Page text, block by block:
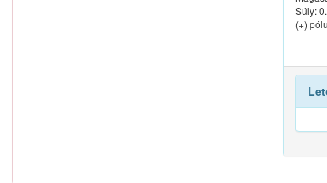
Súly:
(+)